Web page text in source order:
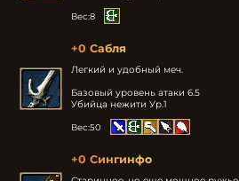
Вес:8
+0 Сабля
Легкий и удобный меч.
Базовый уровень атаки 6.5
Убийца нежити Ур.1
Вес:50
+0 Сингинфо